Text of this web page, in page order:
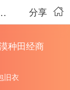
分享
漠种田经商
种田经商
旧衣